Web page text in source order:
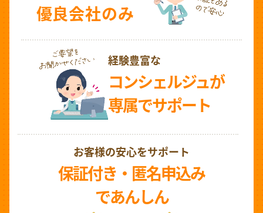
優良会社のみ
経験豊富な
コンシェルジュが
専属でサポート
お客様の安心をサポート
保証付き・匿名申込み
であんしん